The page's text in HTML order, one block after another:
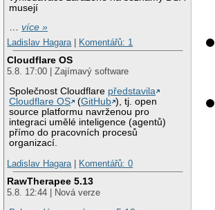
musejí
…více »
Ladislav Hagara
Komentářů: 1
Cloudflare OS
5.8. 17:00 | Zajímavý software
Společnost Cloudflare představila
Cloudflare OS
(GitHub ), tj. open
source platformu navrženou pro
integraci umělé inteligence (agentů)
přímo do pracovních procesů
organizací.
Ladislav Hagara
Komentářů: 0
RawTherapee 5.13
5.8. 12:44 | Nová verze